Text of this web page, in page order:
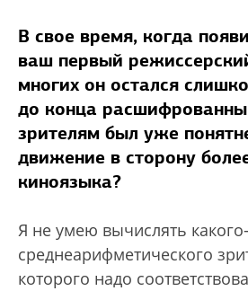
В свое время, когда
ваш первый
многих он остался
до конца
зрителям был уже
движение в сторону
киноязыка?
Я не умею вычислять
среднеарифметического
которого надо